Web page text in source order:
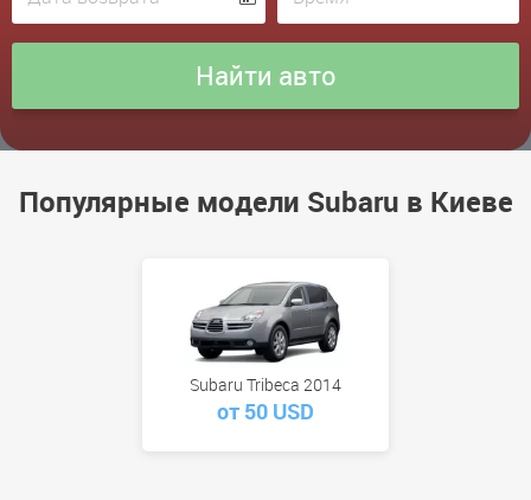
Популярные модели Subaru в Киеве
Subaru Tribeca 2014
от 50 USD